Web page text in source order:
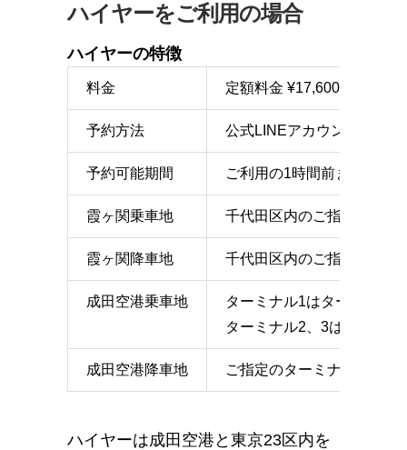
ハイヤーをご利用の場合
ハイヤーの特徴
料金 定額料金 ¥17,600（別途高
予約方法 公式LINEアカウント、ま
予約可能期間 ご利用の1時間前まで
霞ヶ関乗車地 千代田区内のご指定の地点
霞ヶ関降車地 千代田区内のご指定の地点
成田空港乗車地
ターミナル1はターミナル
ターミナル2、3はターミ
成田空港降車地 ご指定のターミナルのエン
ハイヤーは成田空港と東京23区内を